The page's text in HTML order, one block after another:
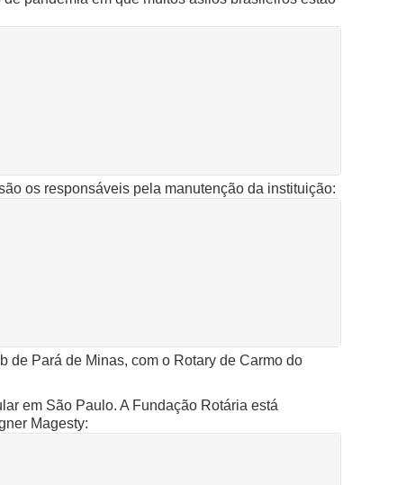
os responsáveis pela manutenção da instituição:
de Pará de Minas, com o Rotary de Carmo do
em São Paulo. A Fundação Rotária está
Magesty: